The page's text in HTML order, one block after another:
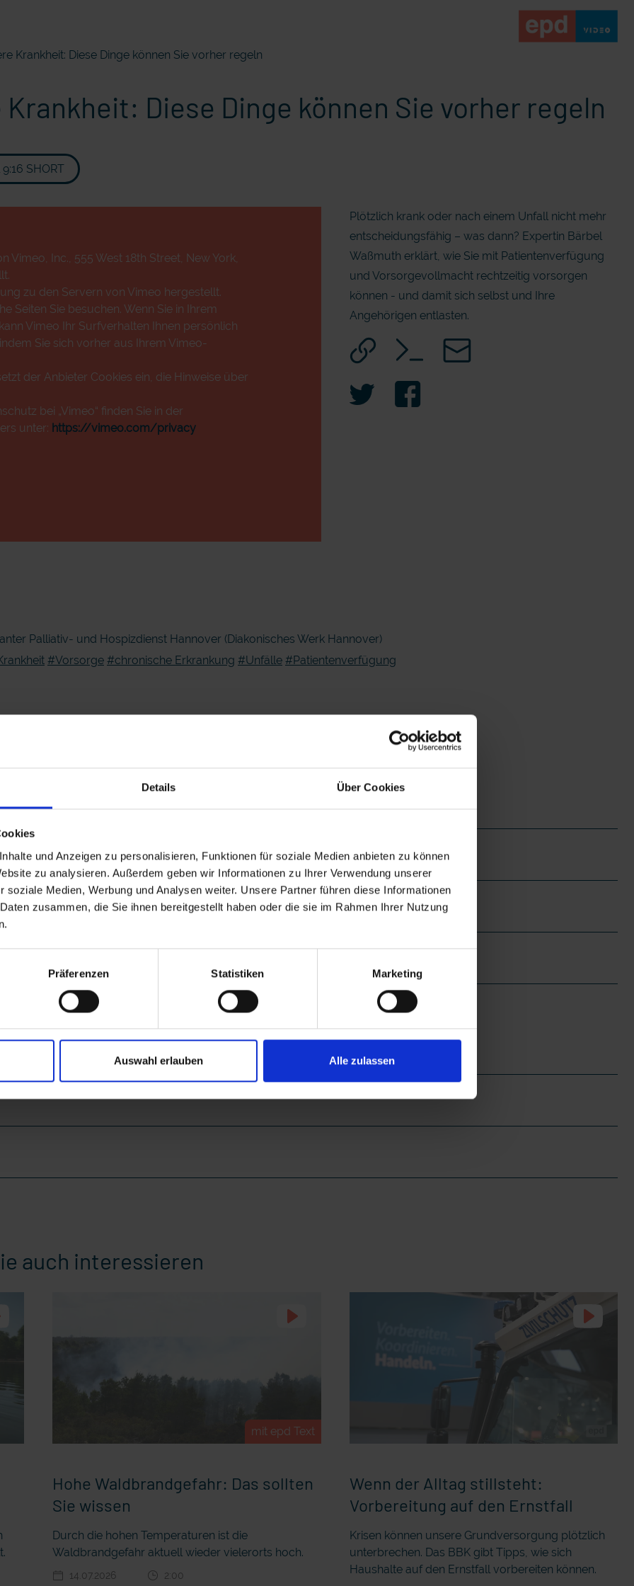
Details Über Cookies
und Anzeigen zu personalisieren, Funktionen für soziale Medien anbieten zu können
zu analysieren. Außerdem geben wir Informationen zu Ihrer Verwendung unserer
soziale Medien, Werbung und Analysen weiter. Unsere Partner führen diese Informationen
zusammen, die Sie ihnen bereitgestellt haben oder die sie im Rahmen Ihrer Nutzung
Präferenzen Statistiken Marketing
Auswahl erlauben Alle zulassen
Krankheit: Diese Dinge können Sie vorher regeln
Diese Dinge können Sie vorher regeln
SHORT
Vimeo, Inc., 555 West 18th Street, New York,
zu den Servern von Vimeo hergestellt.
Seiten Sie besuchen. Wenn Sie in Ihrem
Vimeo Ihr Surfverhalten Ihnen persönlich
Sie sich vorher aus Ihrem Vimeo-
der Anbieter Cookies ein, die Hinweise über
bei „Vimeo“ finden Sie in der
unter: https://vimeo.com/privacy
Plötzlich krank oder nach einem Unfall nicht mehr
entscheidungsfähig – was dann? Expertin Bärbel
Waßmuth erklärt, wie Sie mit Patientenverfügung
und Vorsorgevollmacht rechtzeitig vorsorgen
können - und damit sich selbst und Ihre
Angehörigen entlasten.
Palliativ- und Hospizdienst Hannover (Diakonisches Werk Hannover)
#Vorsorge #chronische Erkrankung #Unfälle #Patientenverfügung
auch interessieren
mit epd Text
Hohe Waldbrandgefahr: Das sollten
Sie wissen
Durch die hohen Temperaturen ist die
Waldbrandgefahr aktuell wieder vielerorts hoch.
14.07.2026 2:00
Wenn der Alltag stillsteht:
Vorbereitung auf den Ernstfall
Krisen können unsere Grundversorgung plötzlich
unterbrechen. Das BBK gibt Tipps, wie sich
Haushalte auf den Ernstfall vorbereiten können.